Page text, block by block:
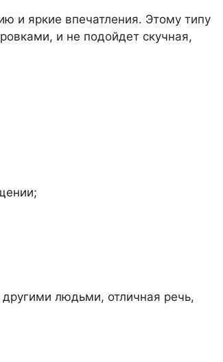
и яркие впечатления. Этому типу
и не подойдет скучная,
людьми, отличная речь,